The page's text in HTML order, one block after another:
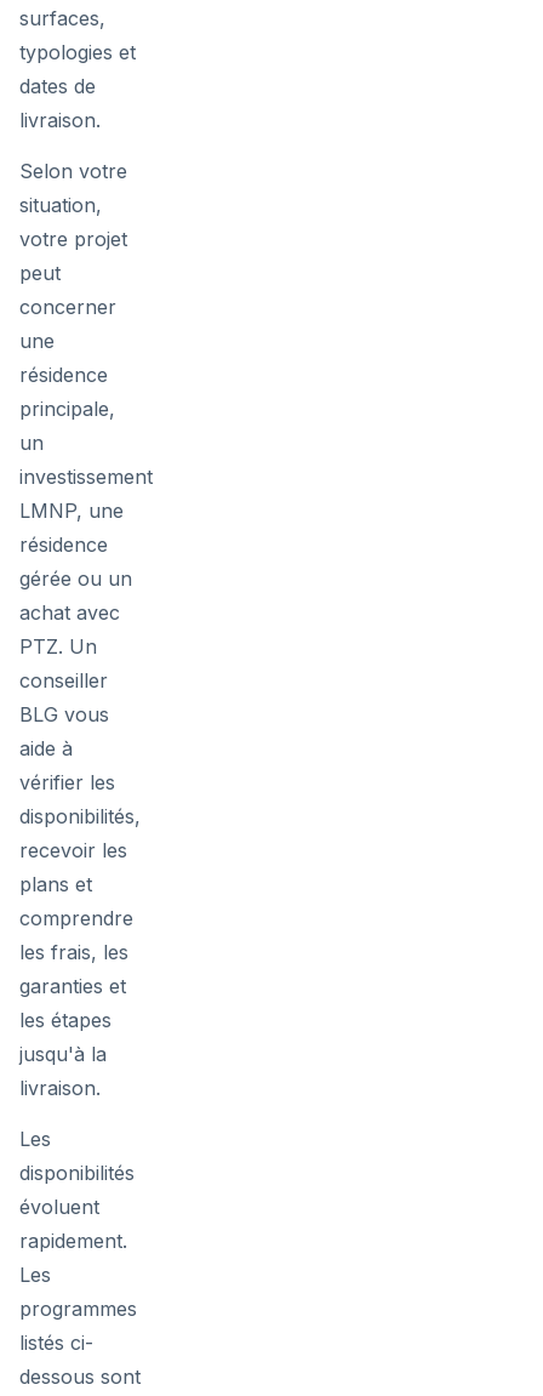
surfaces,
typologies et
dates de
livraison.
Selon votre
situation,
votre projet
peut
concerner
une
résidence
principale,
un
investissement
LMNP, une
résidence
gérée ou un
achat avec
PTZ. Un
conseiller
BLG vous
aide à
vérifier les
disponibilités,
recevoir les
plans et
comprendre
les frais, les
garanties et
les étapes
jusqu'à la
livraison.
Les
disponibilités
évoluent
rapidement.
Les
programmes
listés ci-
dessous sont